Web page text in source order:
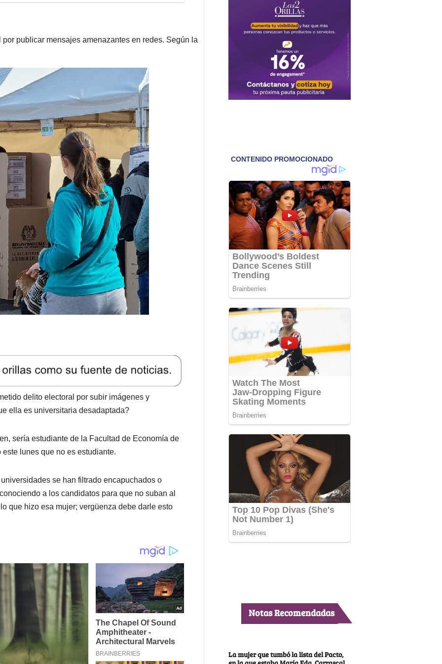
publicar mensajes amenazantes en redes. Según la
delito electoral por subir imágenes y
ella es universitaria desadaptada?
sería estudiante de la Facultad de Economía de
lunes que no es estudiante.
se han filtrado encapuchados o
a los candidatos para que no suban al
que hizo esa mujer; vergüenza debe darle esto
Notas Recomendadas
La mujer que tumbó la lista del Pacto,